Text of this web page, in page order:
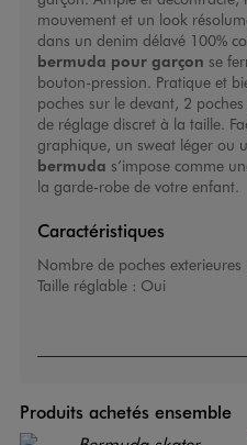
mouvement et un look
dans un denim délavé 100%
bermuda pour garçon se
bouton-pression. Pratique et
poches sur le devant, 2
de réglage discret à la taille.
graphique, un sweat léger ou
bermuda s’impose comme
la garde-robe de votre enfant.
Caractéristiques
Nombre de poches exterieures
Taille réglable : Oui
Produits achetés ensemble